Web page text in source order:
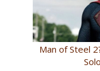
Man of Steel